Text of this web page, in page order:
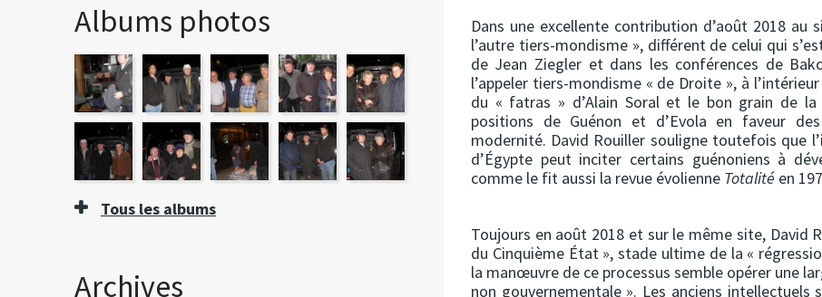
Albums photos
Tous les albums
Archives
Dans une excellente contribution d’août 2018 au
l’autre tiers-mondisme », différent de celui qui
de Jean Ziegler et dans les conférences de
l’appeler tiers-mondisme « de Droite », à
du « fatras » d’Alain Soral et le bon grain de
positions de Guénon et d’Evola en faveur
modernité. David Rouiller souligne toutefois que
d’Égypte peut inciter certains guénoniens à
comme le fit aussi la revue évolienne Totalité en
Toujours en août 2018 et sur le même site, David
du Cinquième État », stade ultime de la «
la manœuvre de ce processus semble opérer une
non gouvernementale ». Les anciens